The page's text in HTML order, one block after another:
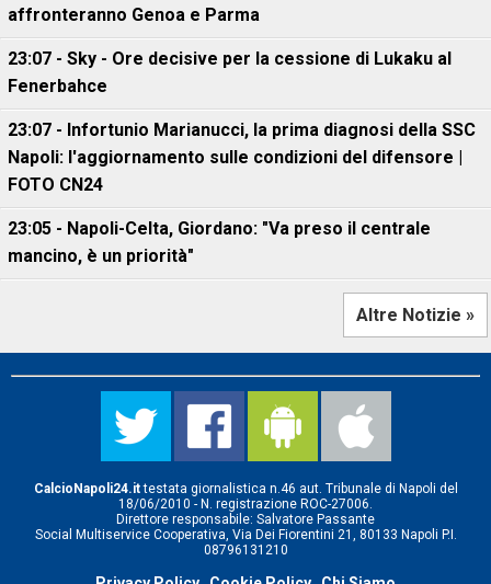
affronteranno Genoa e Parma
23:07 - Sky - Ore decisive per la cessione di Lukaku al
Fenerbahce
23:07 - Infortunio Marianucci, la prima diagnosi della SSC
Napoli: l'aggiornamento sulle condizioni del difensore |
FOTO CN24
23:05 - Napoli-Celta, Giordano: "Va preso il centrale
mancino, è un priorità"
Altre Notizie »
CalcioNapoli24.ittestata giornalistica n.46 aut. Tribunale di Napoli del
18/06/2010 - N. registrazione ROC-27006.
Direttore responsabile: Salvatore Passante
Social Multiservice Cooperativa, Via Dei Fiorentini 21, 80133 Napoli P.I.
08796131210